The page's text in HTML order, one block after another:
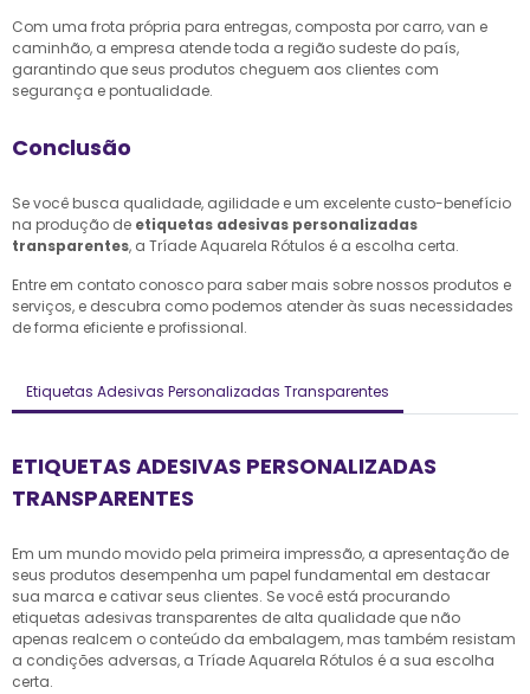
Com uma frota própria para entregas, composta por carro, van e
caminhão, a empresa atende toda a região sudeste do país,
garantindo que seus produtos cheguem aos clientes com
segurança e pontualidade.
Conclusão
Se você busca qualidade, agilidade e um excelente custo-benefício
na produção de etiquetas adesivas personalizadas
transparentes, a Tríade Aquarela Rótulos é a escolha certa.
Entre em contato conosco para saber mais sobre nossos produtos e
serviços, e descubra como podemos atender às suas necessidades
de forma eficiente e profissional.
Etiquetas Adesivas Personalizadas Transparentes
ETIQUETAS ADESIVAS PERSONALIZADAS
TRANSPARENTES
Em um mundo movido pela primeira impressão, a apresentação de
seus produtos desempenha um papel fundamental em destacar
sua marca e cativar seus clientes. Se você está procurando
etiquetas adesivas transparentes de alta qualidade que não
apenas realcem o conteúdo da embalagem, mas também resistam
a condições adversas, a Tríade Aquarela Rótulos é a sua escolha
certa.